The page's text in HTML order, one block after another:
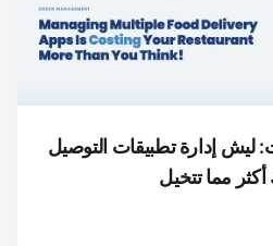
إدارة تطبيقات التوصيل
مما تتخيل